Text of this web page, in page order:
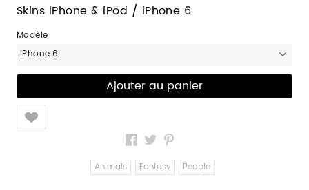
Skins iPhone & iPod / iPhone 6
Modèle
iPhone 6
Like
Animals Fantasy People